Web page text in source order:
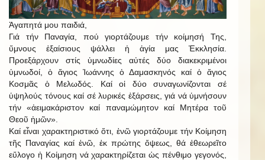
Ἀγαπητά μου παιδιά,
Γιά τήν Παναγία, πού γιορτάζουμε τήν κοίμησή Της,
ὕμνους ἐξαίσιους ψάλλει ἡ ἁγία μας Ἐκκλησία.
Προεξάρχουν στίς ὑμνωδίες αὐτές δύο διακεκριμένοι
ὑμνωδοί, ὁ ἅγιος Ἰωάννης ὁ Δαμασκηνός καί ὁ ἅγιος
Κοσμᾶς ὁ Μελωδός. Καί οἱ δύο συναγωνίζονται σέ
ὑψηλούς τόνους καί σέ λυρικές ἐξάρσεις, γιά νά ὑμνήσουν
τήν «ἀειμακάριστον καί παναμώμητον καί Μητέρα τοῦ
Θεοῦ ἡμῶν».
Καί εἶναι χαρακτηριστικό ὅτι, ἐνῶ γιορτάζουμε τήν Κοίμηση
τῆς Παναγίας καί ἐνῶ, ἐκ πρώτης ὄψεως, θά ἐθεωρεῖτο
εὔλογο ἡ Κοίμηση νά χαρακτηρίζεται ὡς πένθιμο γεγονός,